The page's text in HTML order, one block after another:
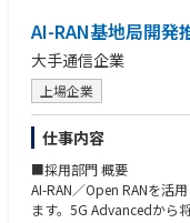
・Microsoft製品ロードマ
やコセールイベントの調整
・Microsoft営業リーダー
スを活用した提案強化
市場開発と営業支援
・クライアントへの直接
・主要案件のエグゼクテ
試すクライアントの担当
・外部市場の代表として
AI-RAN基地局開発
大手通信企業
上場企業
仕事内容
■採用部門 概要
AI-RAN／Open RANを活
ます。5G Advancedから